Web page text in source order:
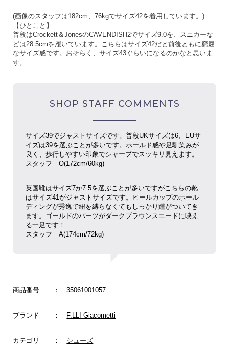
(画像のスタッフは182cm、 76kgでサイズ42を着用しています。 )
【ひとこと】
普段はCrockett＆JonesのCAVENDISH2でサイズ9.0を、スニカーな
どは28.5cmを履いています。こちらはサイズ42だと前後ともに窮屈
なサイズ感です。おそらく、サイズ43ぐらいになるのかなと思いま
す。
SHOP STAFF COMMENTS
サイズ39でジャストサイズです。普段UKサイズは6、EUサ
イズは39を選ぶことが多いです。ホールド感や足馴染みが
良く、歩行しやすい印象でシャープでスッキリ見えます。
スタッフ O(172cm/60kg)
英国靴はサイズ7か7.5を選ぶことが多いですがこちらの靴
はサイズ41がジャストサイズです。ヒールカップのホール
ディングが秀逸で紐を縛らなくてもしっかり踵がついてき
ます。ゴールドのパーツがダークブラウンスエードに映え
る一足です！
スタッフ A(174cm/72kg)
商品番号 ： 35061001057
ブランド ： F.LLI Giacometti
カテゴリ ： シューズ